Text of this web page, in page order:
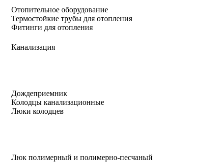
Отопительное оборудование
Термостойкие трубы для отопления
Фитинги для отопления
Канализация
Дождеприемник
Колодцы канализационные
Люки колодцев
Люк полимерный и полимерно-песчаный